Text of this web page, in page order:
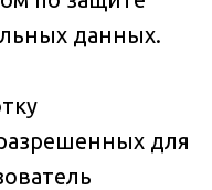
данных.
для